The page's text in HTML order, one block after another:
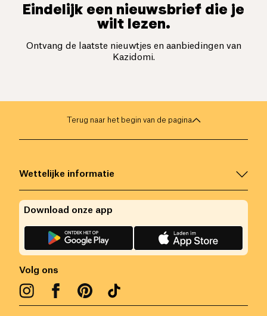
Eindelijk een nieuwsbrief die je
wilt lezen.
Ontvang de laatste nieuwtjes en aanbiedingen van
Kazidomi.
Terug naar het begin van de pagina
Wettelijke informatie
Volg ons
Download onze app